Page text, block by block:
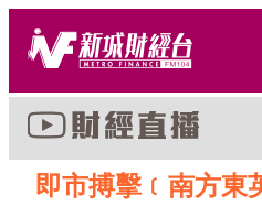
即市搏擊﹝南方東